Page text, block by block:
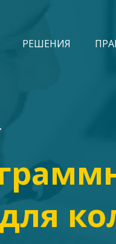
РЕШЕНИЯ